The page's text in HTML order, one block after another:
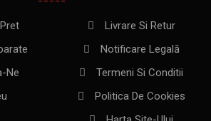
Ne
Livrare Si Retur
Notificare Legală
Termeni Si Conditii
Politica De Cookies